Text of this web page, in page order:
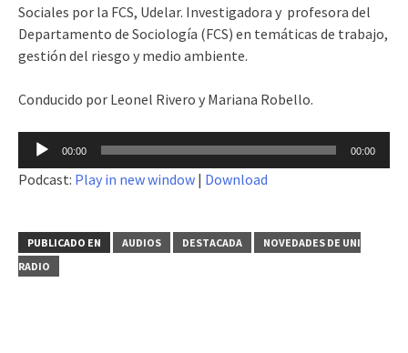
Sociales por la FCS, Udelar. Investigadora y profesora del
Departamento de Sociología (FCS) en temáticas de trabajo,
gestión del riesgo y medio ambiente.
Conducido por Leonel Rivero y Mariana Robello.
Reproductor
audio
00:00 00:00
Podcast: Play in new window | Download
PUBLICADO EN AUDIOS DESTACADA
NOVEDADES DE UNI
RADIO